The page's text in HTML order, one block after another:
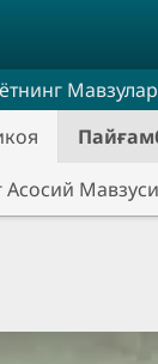
Мавзуси